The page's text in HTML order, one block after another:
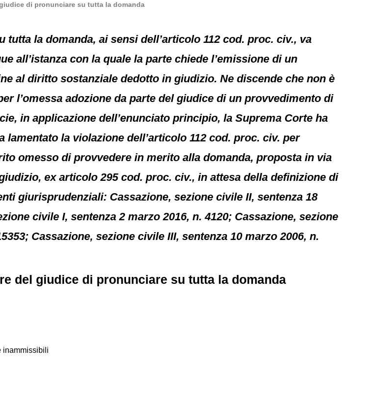
di pronunciare su tutta la domanda
la domanda, ai sensi dell’articolo 112 cod. proc. civ., va
all’istanza con la quale la parte chiede l’emissione di un
al diritto sostanziale dedotto in giudizio. Ne discende che non è
l’omessa adozione da parte del giudice di un provvedimento di
in applicazione dell’enunciato principio, la Suprema Corte ha
la violazione dell’articolo 112 cod. proc. civ. per
omesso di provvedere in merito alla domanda, proposta in via
ex articolo 295 cod. proc. civ., in attesa della definizione di
giurisprudenziali: Cassazione, sezione civile II, sentenza 18
civile I, sentenza 2 marzo 2016, n. 4120; Cassazione, sezione
Cassazione, sezione civile III, sentenza 10 marzo 2006, n.
del giudice di pronunciare su tutta la domanda
inammissibili